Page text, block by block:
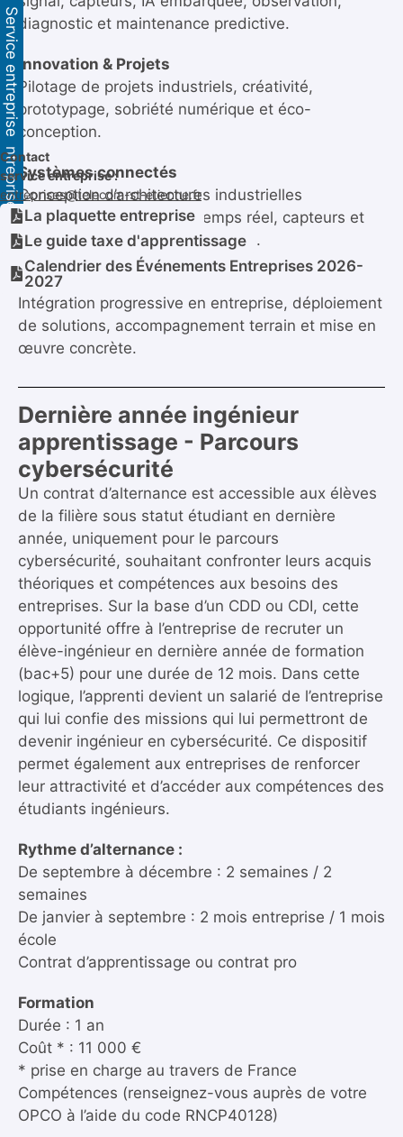
diagnostic et maintenance predictive.
Innovation & Projets
Pilotage de projets industriels, créativité,
prototypage, sobriété numérique et éco-
conception.
Systèmes connectés
Conception d’architectures industrielles
connectées, supervision temps réel, capteurs et
IoT pour une industrie numérique.
Alternance & Industrie
Intégration progressive en entreprise, déploiement
de solutions, accompagnement terrain et mise en
œuvre concrète.
Dernière année ingénieur
apprentissage - Parcours
cybersécurité
Un contrat d’alternance est accessible aux élèves
de la filière sous statut étudiant en dernière
année, uniquement pour le parcours
cybersécurité, souhaitant confronter leurs acquis
théoriques et compétences aux besoins des
entreprises. Sur la base d’un CDD ou CDI, cette
opportunité offre à l’entreprise de recruter un
élève-ingénieur en dernière année de formation
(bac+5) pour une durée de 12 mois. Dans cette
logique, l’apprenti devient un salarié de l’entreprise
qui lui confie des missions qui lui permettront de
devenir ingénieur en cybersécurité. Ce dispositif
permet également aux entreprises de renforcer
leur attractivité et d’accéder aux compétences des
étudiants ingénieurs.
Rythme d’alternance :
De septembre à décembre : 2 semaines / 2
semaines
De janvier à septembre : 2 mois entreprise / 1 mois
école
Contrat d’apprentissage ou contrat pro
Formation
Durée : 1 an
Coût * : 11 000 €
* prise en charge au travers de France
Compétences (renseignez-vous auprès de votre
OPCO à l’aide du code RNCP40128)
Service entreprise
Service entreprise
Contact
service entreprise :
entreprises@telecom-st-etienne.fr
La plaquette entreprise
Le guide taxe d'apprentissage
Calendrier des Événements Entreprises 2026-
2027